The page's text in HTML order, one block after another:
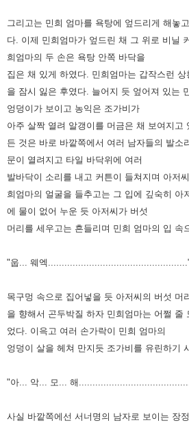
그리고는 민희 엄마를 욕탕에 엎드리게 해놓
다. 이제 민희엄마가 엎드린 채 그 위로 비닐
희엄마의 두 손은 욕탕 안쪽 바닥을
집은 채 있게 하였다. 민희엄마는 갑작스런
을 잠시 잃은 후였다. 늘어지 듯 엎어져 있는
엉덩이가 보이고 농익은 조가비가
아주 살짝 열려 알갱이를 머금은 채 보여지고
든 것은 바로 바깥쪽에서 여러 남자들의 발소
문이 열려지고 타일 바닥위에 여러
발바닥이 소리를 내고 커튼이 들쳐지며 아저
희엄마의 얼굴을 들추고는 그 입에 깊숙히 아
에 물이 없어 누운 듯 아저씨가 버섯
머리를 세우고는 흔들리며 민희 엄마의 입 속
"웁... 웨엑
목구멍 속으로 집어넣을 듯 아저씨의 버섯 머
을 향해서 곤두박질 하자 민희엄마는 어쩔 줄
었다. 이윽고 여러 손가락이 민희 엄마의
엉덩이 살을 헤쳐 만지듯 조가비를 유린하기
"아... 악... 모... 해
사실 바깥쪽에선 서너명의 남자로 보이는 장